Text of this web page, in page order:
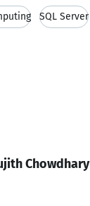
SQL Server
Chowdhary